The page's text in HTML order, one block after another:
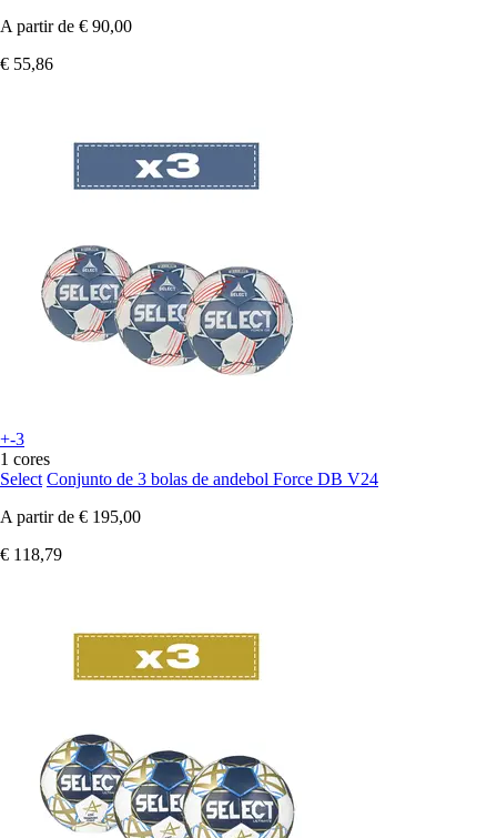
A partir de € 90,00
€ 55,86
+-3
1 cores
Select Conjunto de 3 bolas de andebol Force DB V24
A partir de € 195,00
€ 118,79